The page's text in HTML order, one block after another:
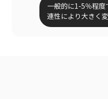
一般的に1-5％程
連性により大きく変